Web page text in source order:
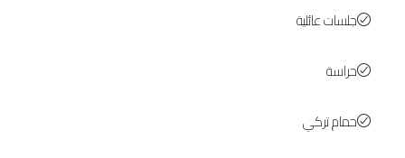
جلسات عائلية
حراسة
حمام تركي